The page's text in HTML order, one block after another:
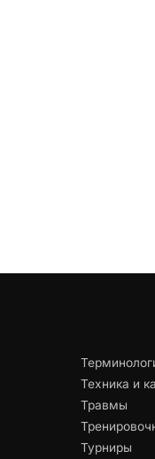
Техника и
Травмы
Турниры